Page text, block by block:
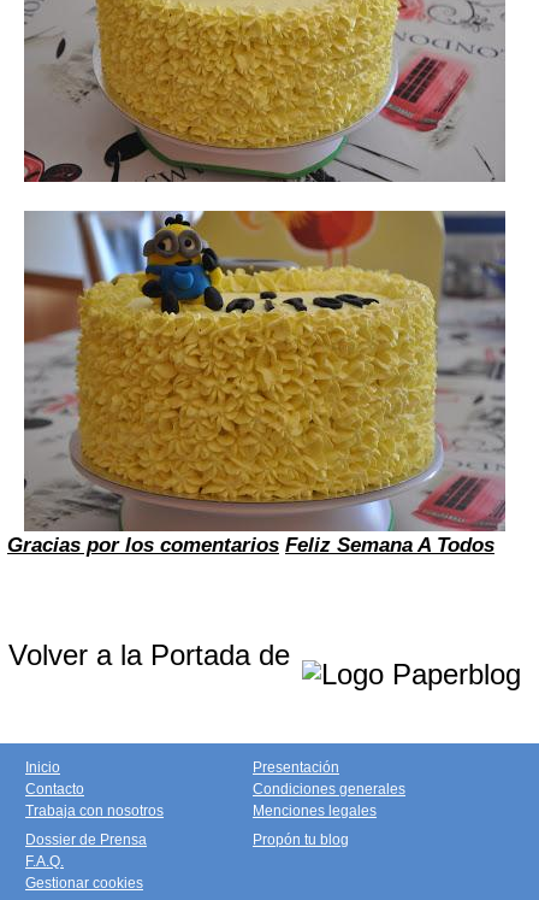
Gracias por los comentarios Feliz Semana A Todos
Volver a la Portada de
Inicio
Contacto
Trabaja con nosotros
Presentación
Condiciones generales
Menciones legales
Dossier de Prensa
F.A.Q.
Gestionar cookies
Propón tu blog